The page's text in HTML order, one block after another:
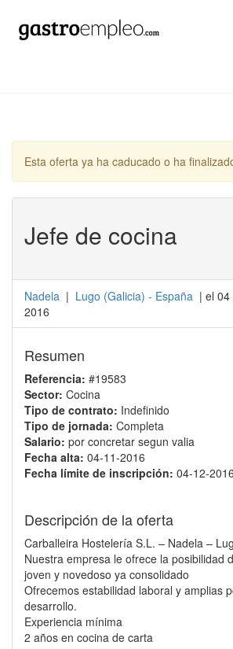
Esta oferta ya ha caducado o ha
Jefe de cocina
Nadela | Lugo (Galicia) - España | el
2016
Resumen
Referencia: #19583
Sector: Cocina
Tipo de contrato: Indefinido
Tipo de jornada: Completa
Salario: por concretar segun valia
Fecha alta: 04-11-2016
Fecha límite de inscripción: 04-12-2016
Descripción de la oferta
Carballeira Hostelería S.L. – Nadela –
Nuestra empresa le ofrece la posibilidad
joven y novedoso ya consolidado
Ofrecemos estabilidad laboral y amplias
desarrollo.
Experiencia mínima
2 años en cocina de carta